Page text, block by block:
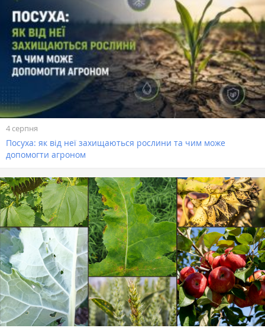
4 серпня
Посуха: як від неї захищаються рослини та чим може
допомогти агроном